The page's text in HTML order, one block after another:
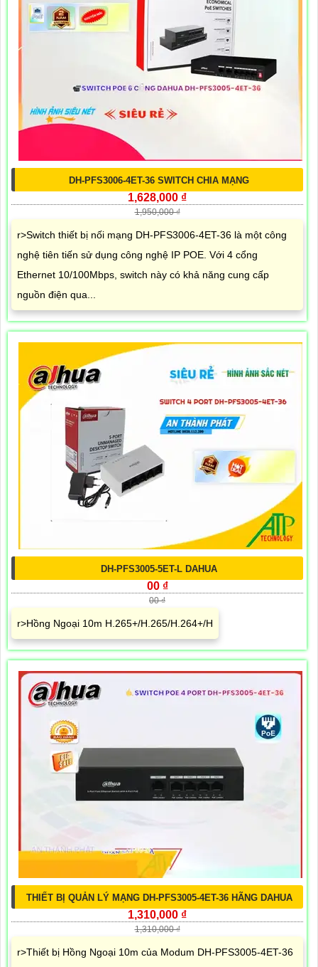
DH-PFS3006-4ET-36 SWITCH CHIA MẠNG
1,628,000 ₫
1,950,000 ₫
r>Switch thiết bị nối mạng DH-PFS3006-4ET-36 là một công
nghệ tiên tiến sử dụng công nghệ IP POE. Với 4 cổng
Ethernet 10/100Mbps, switch này có khả năng cung cấp
nguồn điện qua...
DH-PFS3005-5ET-L DAHUA
00 ₫
00 ₫
r>Hồng Ngoại 10m H.265+/H.265/H.264+/H
THIẾT BỊ QUẢN LÝ MẠNG DH-PFS3005-4ET-36 HÃNG DAHUA
1,310,000 ₫
1,310,000 ₫
r>Thiết bị Hồng Ngoại 10m của Modum DH-PFS3005-4ET-36